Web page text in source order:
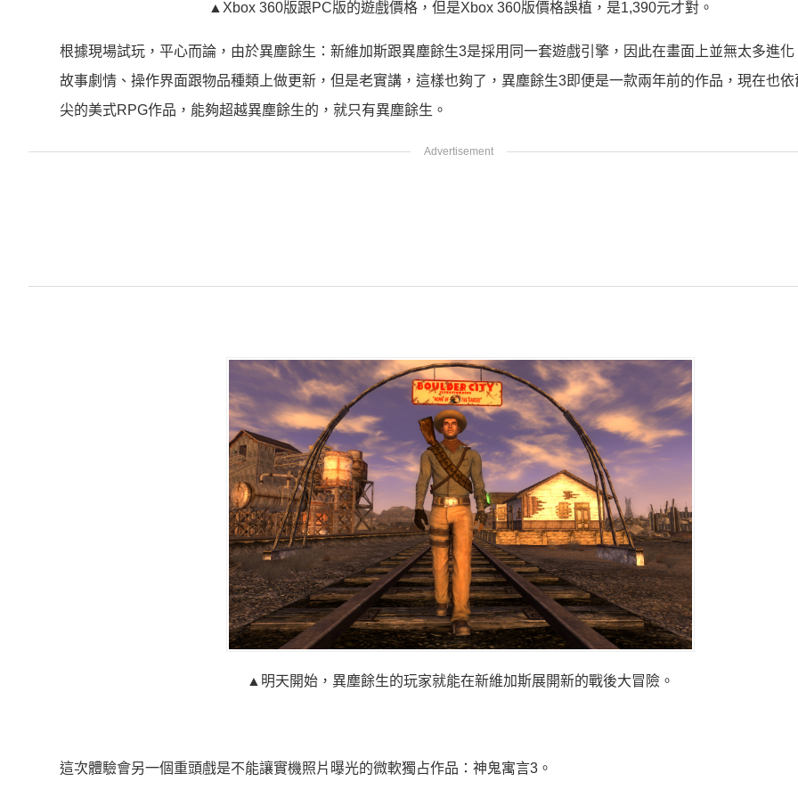
▲Xbox 360版跟PC版的遊戲價格，但是Xbox 360版價格誤植，是1,390元才對。
根據現場試玩，平心而論，由於異塵餘生：新維加斯跟異塵餘生3是採用同一套遊戲引擎，因此在畫面上並無太多進化
故事劇情、操作界面跟物品種類上做更新，但是老實講，這樣也夠了，異塵餘生3即便是一款兩年前的作品，現在也依
尖的美式RPG作品，能夠超越異塵餘生的，就只有異塵餘生。
▲明天開始，異塵餘生的玩家就能在新維加斯展開新的戰後大冒險。
這次體驗會另一個重頭戲是不能讓實機照片曝光的微軟獨占作品：神鬼寓言3。